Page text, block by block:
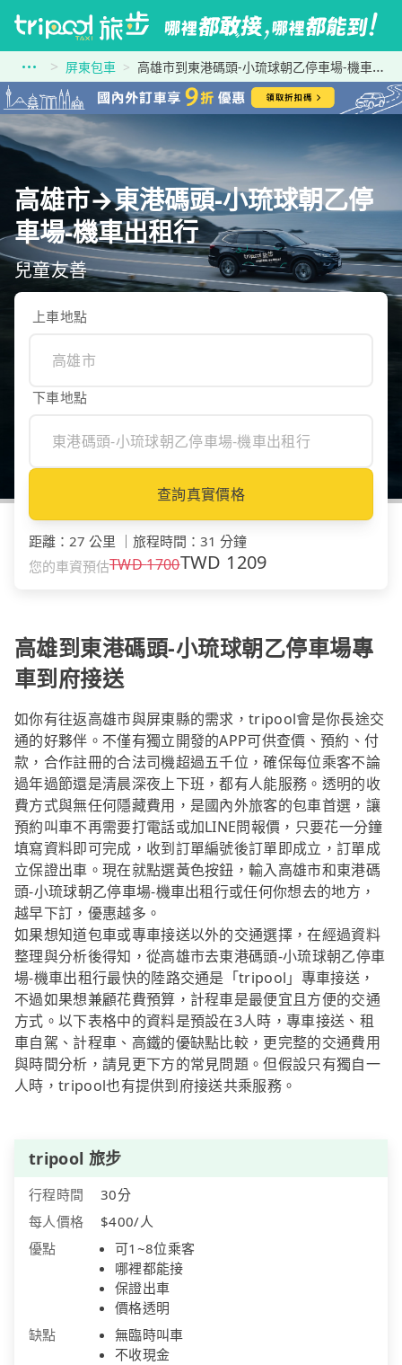
屏東包車 高雄市到東港碼頭-小琉球朝乙停車場-機車出租行
高雄市→東港碼頭-小琉球朝乙停
車場-機車出租行
兒童友善
上車地點
下車地點
查詢真實價格
距離 ： 27 公里 旅程時間 ： 31 分鐘
您的車資預估TWD1700TWD 1209
高雄到東港碼頭-小琉球朝乙停車場專
車到府接送
如你有往返高雄市與屏東縣的需求，tripool會是你長途交
通的好夥伴。不僅有獨立開發的APP可供查價、預約、付
款，合作註冊的合法司機超過五千位，確保每位乘客不論
過年過節還是清晨深夜上下班，都有人能服務。透明的收
費方式與無任何隱藏費用，是國內外旅客的包車首選，讓
預約叫車不再需要打電話或加LINE問報價，只要花一分鐘
填寫資料即可完成，收到訂單編號後訂單即成立，訂單成
立保證出車。現在就點選黃色按鈕，輸入高雄市和東港碼
頭-小琉球朝乙停車場-機車出租行或任何你想去的地方，
越早下訂，優惠越多。
如果想知道包車或專車接送以外的交通選擇，在經過資料
整理與分析後得知，從高雄市去東港碼頭-小琉球朝乙停車
場-機車出租行最快的陸路交通是「tripool」專車接送，
不過如果想兼顧花費預算，計程車是最便宜且方便的交通
方式。以下表格中的資料是預設在3人時，專車接送、租
車自駕、計程車、高鐵的優缺點比較，更完整的交通費用
與時間分析，請見更下方的常見問題。但假設只有獨自一
人時，tripool也有提供到府接送共乘服務。
tripool 旅步
行程時間
30分
每人價格
$400/人
優點
可1~8位乘客
哪裡都能接
保證出車
價格透明
缺點
無臨時叫車
不收現金